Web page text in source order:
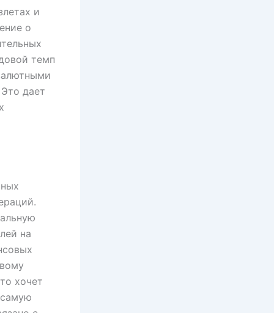
и
о
темп
дает
на
хочет